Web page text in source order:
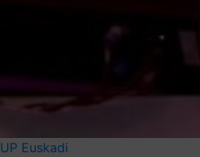
UP Euskadi